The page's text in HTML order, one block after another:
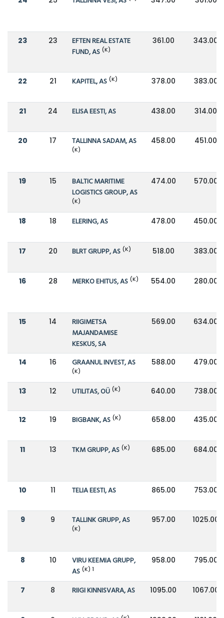
23 23
EFTEN REAL ESTATE
FUND, AS (K)
361.00 343.00
22 21 KAPITEL, AS (K) 378.00 383.00
21 24 ELISA EESTI, AS 438.00 314.00
20 17 TALLINNA SADAM, AS
(K)
458.00 451.00
19 15
BALTIC MARITIME
LOGISTICS GROUP, AS
(K)
474.00 570.00
18 18 ELERING, AS 478.00 450.00
17 20 BLRT GRUPP, AS (K) 518.00 383.00
16 28 MERKO EHITUS, AS (K) 554.00 280.00
15 14
RIIGIMETSA
MAJANDAMISE
KESKUS, SA
569.00 634.00
14 16 GRAANUL INVEST, AS
(K)
588.00 479.00
13 12 UTILITAS, OÜ (K) 640.00 738.00
12 19 BIGBANK, AS (K) 658.00 435.00
11 13 TKM GRUPP, AS (K) 685.00 684.00
10 11 TELIA EESTI, AS 865.00 753.00
9 9 TALLINK GRUPP, AS
(K)
957.00 1025.00
8 10
VIRU KEEMIA GRUPP,
AS (K) 1
958.00 795.00
7 8 RIIGI KINNISVARA, AS 1095.00 1067.00